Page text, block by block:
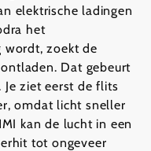
elektrische ladingen
het
wordt, zoekt de
Dat gebeurt
ziet eerst de flits
omdat licht sneller
kan de lucht in een
tot ongeveer